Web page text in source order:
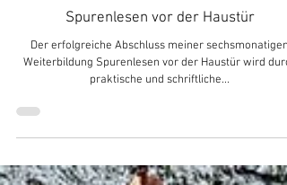
-
Spurenlesen vor der Haustür
Weiterbildung Spurenlesen vor der Haustür wird